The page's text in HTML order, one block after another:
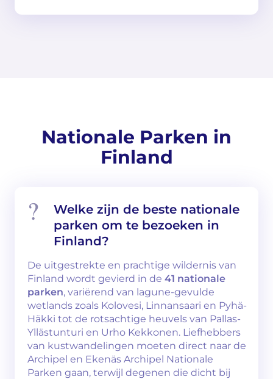
Nationale Parken in
Finland
Welke zijn de beste nationale
parken om te bezoeken in
Finland?
De uitgestrekte en prachtige wildernis van
Finland wordt gevierd in de 41 nationale
parken, variërend van lagune-gevulde
wetlands zoals Kolovesi, Linnansaari en Pyhä-
Häkki tot de rotsachtige heuvels van Pallas-
Yllästunturi en Urho Kekkonen. Liefhebbers
van kustwandelingen moeten direct naar de
Archipel en Ekenäs Archipel Nationale
Parken gaan, terwijl degenen die dicht bij